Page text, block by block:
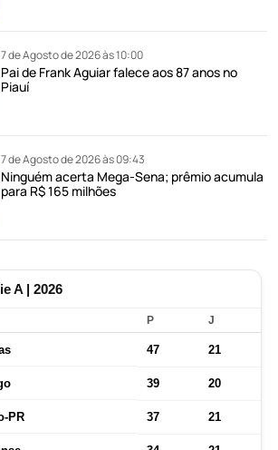
7 de Agosto de 2026 às 10:00
Pai de Frank Aguiar falece aos 87 anos no
Piauí
7 de Agosto de 2026 às 09:43
Ninguém acerta Mega-Sena; prêmio acumula
para R$ 165 milhões